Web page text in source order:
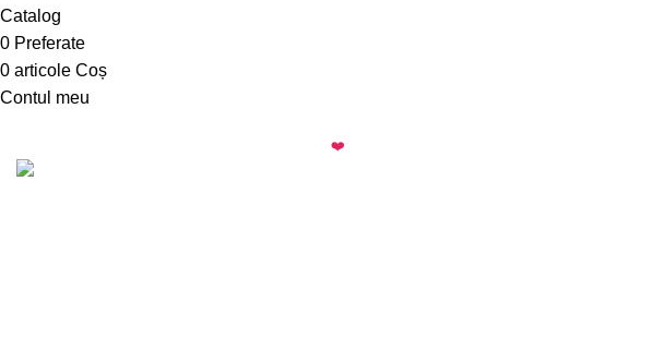
❤️
Catalog
0 Preferate
0 articole Coș
Contul meu